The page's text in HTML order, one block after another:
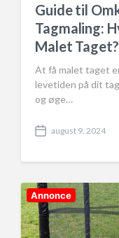
Guide til
Tagmaling:
Malet Taget?
At få malet taget
levetiden på dit
og øge…
P
s
d
a
t
e
august 9, 2024
Annonce